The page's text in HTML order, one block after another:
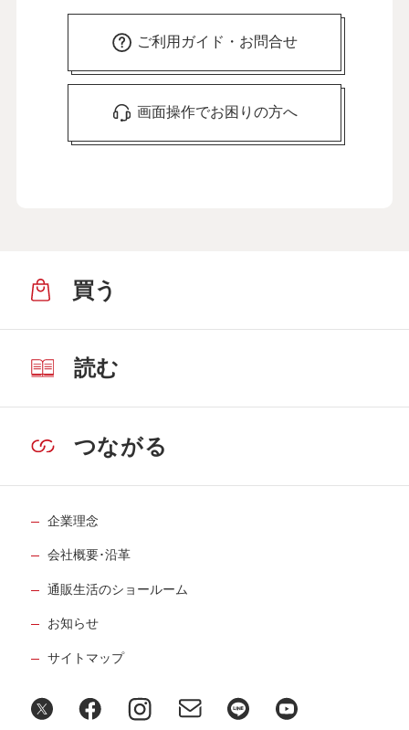
ご利用ガイド・お問合せ
画面操作でお困りの方へ
買う
読む
つながる
企業理念
会社概要･沿革
通販生活のショールーム
お知らせ
サイトマップ